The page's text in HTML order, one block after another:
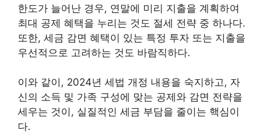
한도가 늘어난 경우, 연말에 미리 지출을 계획하여
최대 공제 혜택을 누리는 것도 절세 전략 중 하나다.
또한, 세금 감면 혜택이 있는 특정 투자 또는 지출을
우선적으로 고려하는 것도 바람직하다.
이와 같이, 2024년 세법 개정 내용을 숙지하고, 자
신의 소득 및 가족 구성에 맞는 공제와 감면 전략을
세우는 것이, 실질적인 세금 부담을 줄이는 핵심이
다.